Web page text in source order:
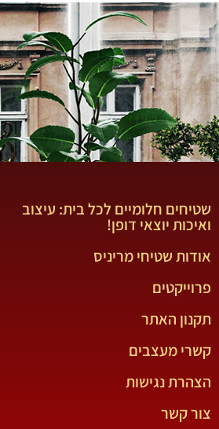
שטיחים חלומיים לכל בית: עיצוב
ואיכות יוצאי דופן!
אודות שטיחי מריניס
פרוייקטים
תקנון האתר
קשרי מעצבים
הצהרת נגישות
צור קשר